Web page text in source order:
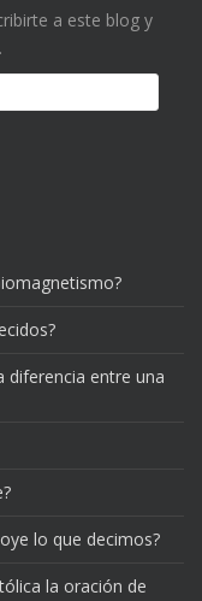
a este blog y
diferencia entre una
lo que decimos?
la oración de